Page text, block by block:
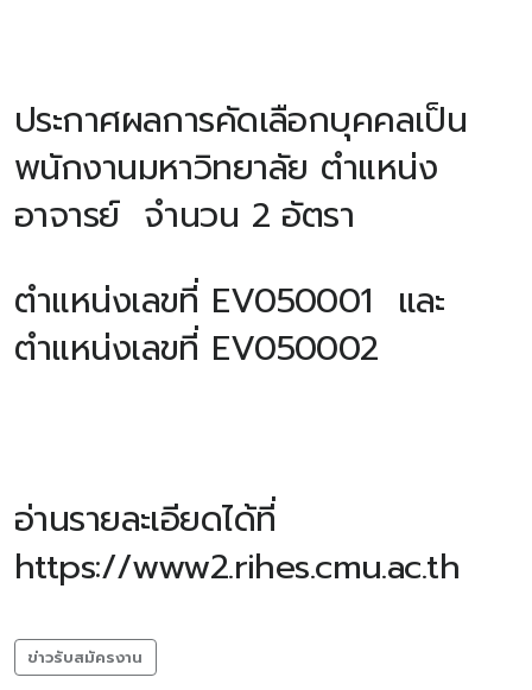
ประกาศผลการคัดเลือกบุคคลเป็น
พนักงานมหาวิทยาลัย ตำแหน่ง
อาจารย์ จำนวน 2 อัตรา
ตำแหน่งเลขที่ EV050001 และ
ตำแหน่งเลขที่ EV050002
อ่านรายละเอียดได้ที่
https://www2.rihes.cmu.ac.th
ข่าวรับสมัครงาน